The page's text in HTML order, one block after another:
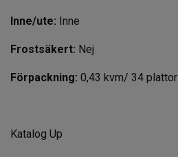
Inne/ute: Inne
Frostsäkert: Nej
Förpackning: 0,43 kvm/ 34 plattor
Katalog Up